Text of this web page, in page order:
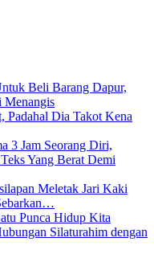
Beli Barang Dapur,
Menangis
Padahal Dia Takot Kena
3 Jam Seorang Diri,
Yang Berat Demi
Meletak Jari Kaki
Punca Hidup Kita
Silaturahim dengan